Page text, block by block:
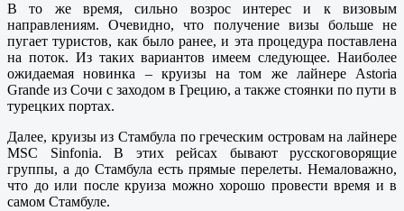
В то же время, сильно возрос интерес и к визовым
направлениям. Очевидно, что получение визы больше не
пугает туристов, как было ранее, и эта процедура поставлена
на поток. Из таких вариантов имеем следующее. Наиболее
ожидаемая новинка – круизы на том же лайнере Astoria
Grande из Сочи с заходом в Грецию, а также стоянки по пути в
турецких портах.
Далее, круизы из Стамбула по греческим островам на лайнере
MSC Sinfonia. В этих рейсах бывают русскоговорящие
группы, а до Стамбула есть прямые перелеты. Немаловажно,
что до или после круиза можно хорошо провести время и в
самом Стамбуле.